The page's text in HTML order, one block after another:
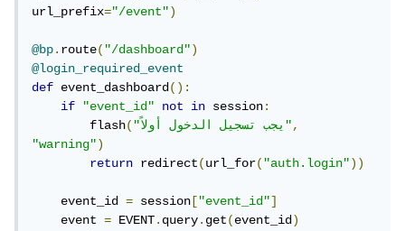
url_prefix="/event")
@bp.route("/dashboard")
@login_required_event
def event_dashboard():
if
"event_id" not in session:
        flash
( "يجب تسجيل الدخول أولاً",
"warning")
return redirect(url_for("auth.login"))
    event_id
= session ["event_id"]
    event
= EVENT.query.get(event_id)